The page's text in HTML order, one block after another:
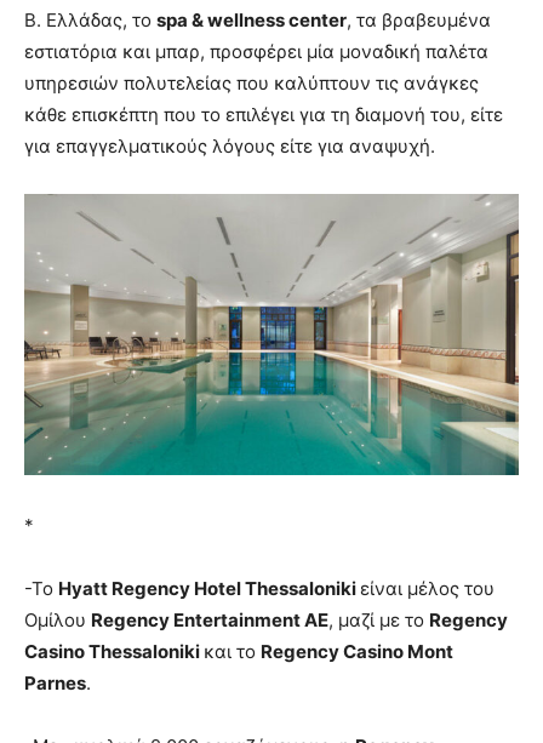
Β. Ελλάδας, το spa & wellness center, τα βραβευμένα
εστιατόρια και μπαρ, προσφέρει μία μοναδική παλέτα
υπηρεσιών πολυτελείας που καλύπτουν τις ανάγκες
κάθε επισκέπτη που το επιλέγει για τη διαμονή του, είτε
για επαγγελματικούς λόγους είτε για αναψυχή.
*
-To Hyatt Regency Hotel Thessalonikiείναι μέλος του
Ομίλου Regency Entertainment AE, μαζί με το Regency
Casino Thessaloniki και το Regency Casino Mont
Parnes.